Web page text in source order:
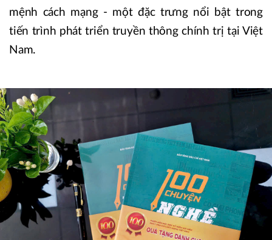
mệnh cách mạng - một đặc trưng nổi bật trong
tiến trình phát triển truyền thông chính trị tại Việt
Nam.